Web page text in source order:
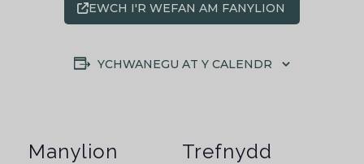
EWCH I'R WEFAN AM FANYLION
YCHWANEGU AT Y CALENDR
Manylion Trefnydd